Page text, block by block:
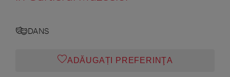
DANS
ADĂUGAȚI PREFERINŢA